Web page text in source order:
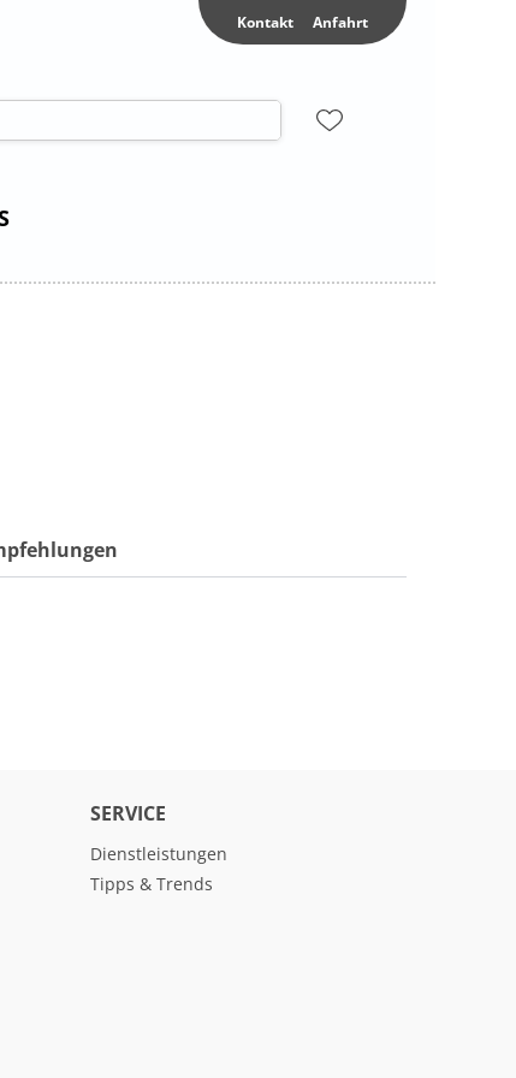
Kontakt Anfahrt
SERVICE
Dienstleistungen
Tipps & Trends